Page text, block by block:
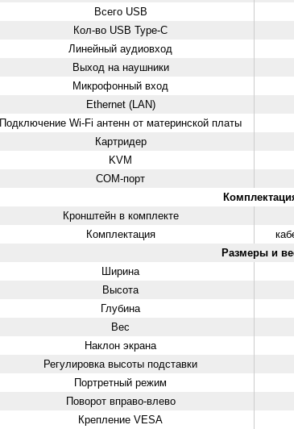
Всего USB
Кол-во USB Type-C
Линейный аудиовход
Выход на наушники
Микрофонный вход
Ethernet (LAN)
Подключение Wi-Fi антенн от материнской платы
Картридер
KVM
COM-порт
Кронштейн в комплекте
Комплектация
Размеры и
Ширина
Высота
Глубина
Вес
Наклон экрана
Регулировка высоты подставки
Портретный режим
Поворот вправо-влево
Крепление VESA